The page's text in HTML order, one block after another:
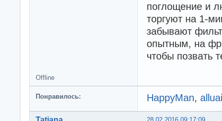
поглощение и
торгуют на 1-
забывают
опытным, на
чтобы позвать
Offline
Понравилось: HappyMan,